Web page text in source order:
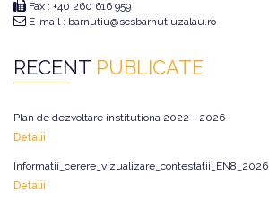
Fax : +40 260 616 959
E-mail : barnutiu@scsbarnutiuzalau.ro
RECENT PUBLICATE
Plan de dezvoltare institutiona 2022 - 2026
Detalii
Informatii_cerere_vizualizare_contestatii_EN8_2026
Detalii